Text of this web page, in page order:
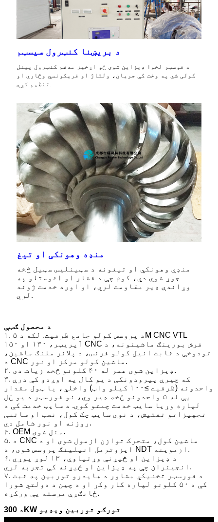
د بریښنا کنټرول سیسټم
د فوسټر لخوا ډیزاین شوی څو اړخیز مدغم کنټرول پینل
کولی شي په وخت کې جریان، ولتاژ او فریکونسي وڅاري او
تنظیم کړي.
منډه وهونکی او تیغ
منډې وهونکي او تیغونه د سټینلیس سټیل څخه
جوړ شوي دي، کوم چې د فشار او اغوستلو په
وړاندې ډیر مقاومت لري، او اوږد خدمت ژوند
لري.
د محصول ګټې
۱. د پروسس کولو جامع ظرفیت. لکه د ۵M CNC VTL
آپریټر، ۱۳۰ او ۱۵۰ CNC فرش بورینګ ماشینونه، د
تودوخې د ثابت انیل کولو فرنس، د پلانر ملنګ ماشین،
د CNC ماشین کولو مرکز او نور.
۲. ډیزاین شوی عمر له ۴۰ کلونو څخه زیات دی.
۳. که چیرې پیرودونکی د یو کال په اوږدو کې درې
واحدونه (ظرفیت ≥۱۰۰ کیلو واټ) واخلي، یا ټول مقدار
یې له ۵ واحدونو څخه ډیر وي، نو فورسټر د یو ځل
لپاره وړیا سایټ خدمت چمتو کوي. د سایټ خدمت کې د
تجهیزاتو تفتیش، د نوي سایټ چک کول، نصب او ساتنې
روزنه او نور شامل دي.
۴. OEM منل شوی.
۵. د CNC ماشین کول، متحرک توازن ازمول شوی او د
ایزوترمل انیلینګ پروسس شوی، د NDT ازموینه.
۶. د ډیزاین او څیړنې وړتیاوې، ۱۳ لوړ پوړي
انجینران چې په ډیزاین او څیړنه کې تجربه لري.
۷. د فورسټر تخنیکي مشاور د هایدرو توربین په ثبت
کې د ۵۰ کلونو لپاره کار وکړ او د چین د دولتي شورا
ځانګړې مرسته یې ورکړه.
د 300KW تورګو توربین ویډیو